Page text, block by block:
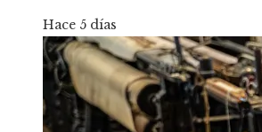
Hace 5 días